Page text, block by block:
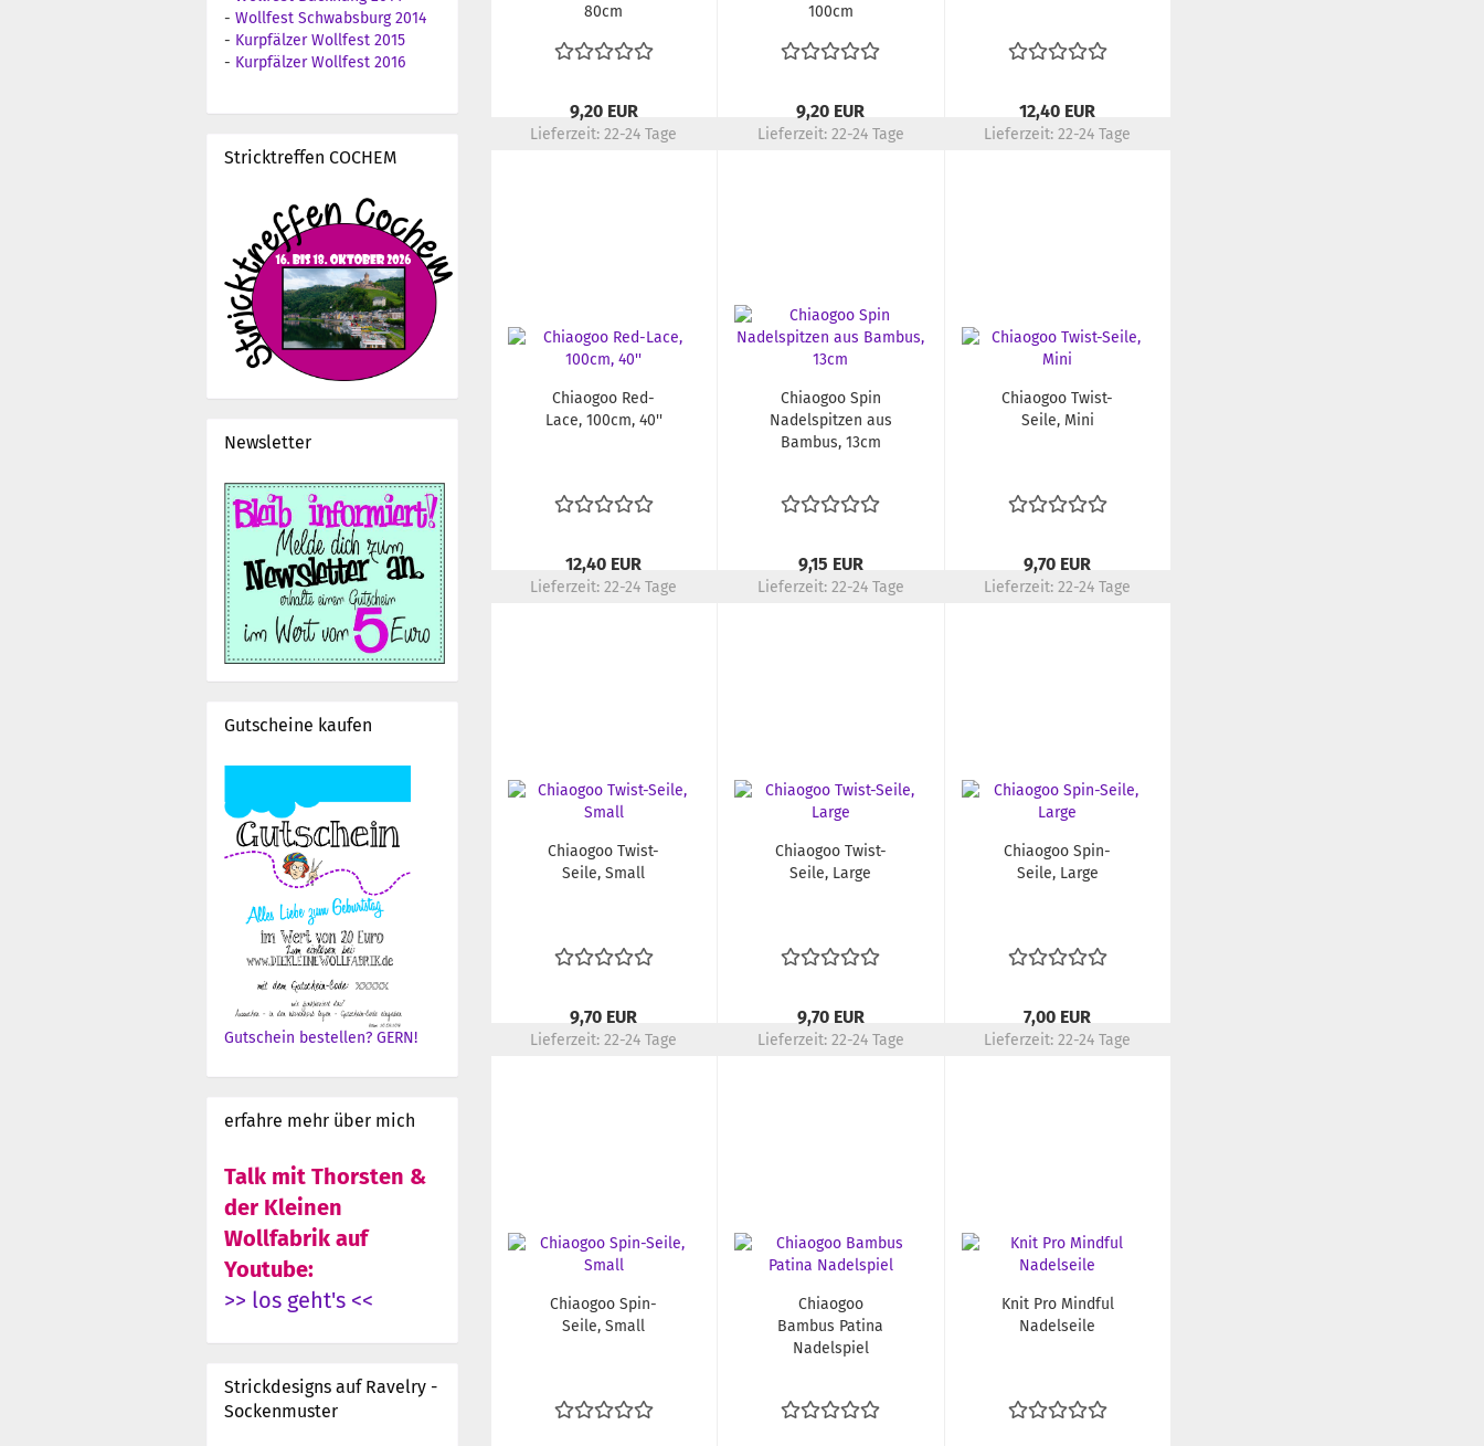
80cm
9,20 EUR
Lieferzeit:22-24 Tage
100cm
9,20 EUR
Lieferzeit: 22-24 Tage
12,40 EUR
Lieferzeit:22-24 Tage
Chiaogoo Red-
Lace, 100cm, 40''
12,40 EUR
Lieferzeit:22-24 Tage
Chiaogoo Spin
Nadelspitzen aus
Bambus, 13cm
9,15 EUR
Lieferzeit: 22-24 Tage
Chiaogoo Twist-
Seile, Mini
9,70 EUR
Lieferzeit:22-24 Tage
Chiaogoo Twist-
Seile, Small
9,70 EUR
Lieferzeit:22-24 Tage
Chiaogoo Twist-
Seile, Large
9,70 EUR
Lieferzeit: 22-24 Tage
Chiaogoo Spin-
Seile, Large
7,00 EUR
Lieferzeit:22-24 Tage
Chiaogoo Spin-
Seile, Small
Chiaogoo
Bambus Patina
Nadelspiel
Knit Pro Mindful
Nadelseile
- Wollfest Schwabsburg 2014
- Kurpfälzer Wollfest 2015
- Kurpfälzer Wollfest 2016
Stricktreffen COCHEM
Newsletter
Gutscheine kaufen
Gutschein bestellen? GERN!
erfahre mehr über mich
Talk mit Thorsten &
der Kleinen
Wollfabrik auf
Youtube:
>> los geht's <<
Strickdesigns auf Ravelry -
Sockenmuster